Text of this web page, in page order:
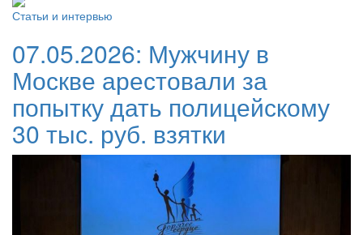
Статьи и интервью
07.05.2026: Мужчину в
Москве арестовали за
попытку дать полицейскому
30 тыс. руб. взятки